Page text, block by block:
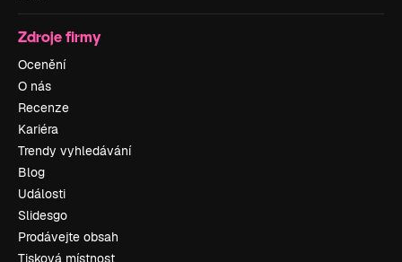
Zdroje firmy
Ocenění
O nás
Recenze
Kariéra
Trendy vyhledávání
Blog
Události
Slidesgo
Prodávejte obsah
Tisková místnost